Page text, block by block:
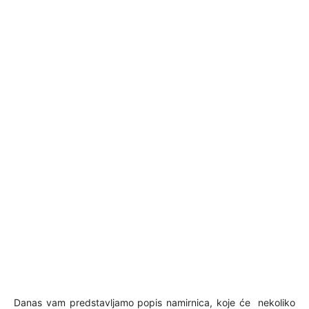
Danas vam predstavljamo popis namirnica, koje će nekoliko